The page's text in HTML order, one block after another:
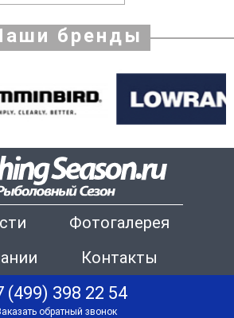
бренды
Фотогалерея
Контакты
(499) 398 22 54
обратный звонок